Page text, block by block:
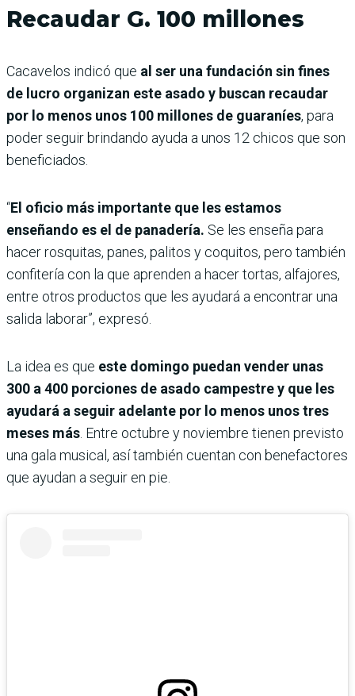
Recaudar G. 100 millones
Cacavelos indicó que al ser una fundación sin fines
de lucro organizan este asado y buscan recaudar
por lo menos unos 100 millones de guaraníes, para
poder seguir brindando ayuda a unos 12 chicos que son
beneficiados.
“El oficio más importante que les estamos
enseñando es el de panadería. Se les enseña para
hacer rosquitas, panes, palitos y coquitos, pero también
confitería con la que aprenden a hacer tortas, alfajores,
entre otros productos que les ayudará a encontrar una
salida laborar”, expresó.
La idea es que este domingo puedan vender unas
300 a 400 porciones de asado campestre y que les
ayudará a seguir adelante por lo menos unos tres
meses más. Entre octubre y noviembre tienen previsto
una gala musical, así también cuentan con benefactores
que ayudan a seguir en pie.